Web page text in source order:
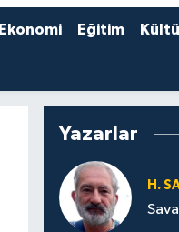
Ekonomi Eğitim
Yazarlar
H.